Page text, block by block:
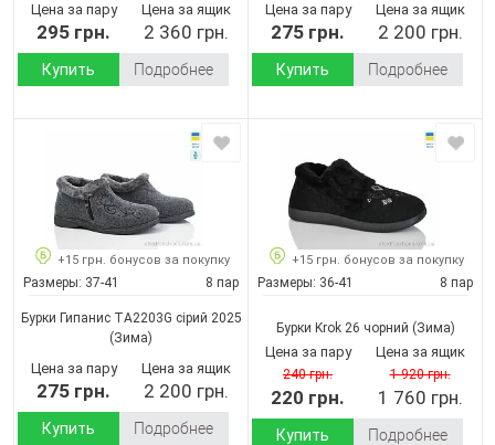
Цена за пару
295 грн.
Цена за ящик
2 360 грн.
Купить Подробнее
Цена за пару
275 грн.
Цена за ящик
2 200 грн.
Купить Подробнее
+15 грн. бонусов за покупку
Размеры: 37-41 8 пар
Бурки Гипанис ТА2203G сірий 2025
(Зима)
Цена за пару
275 грн.
Цена за ящик
2 200 грн.
Купить Подробнее
+15 грн. бонусов за покупку
Размеры: 36-41 8 пар
Бурки Krok 26 чорний (Зима)
Цена за пару
240 грн.
220 грн.
Цена за ящик
1 920 грн.
1 760 грн.
Купить Подробнее